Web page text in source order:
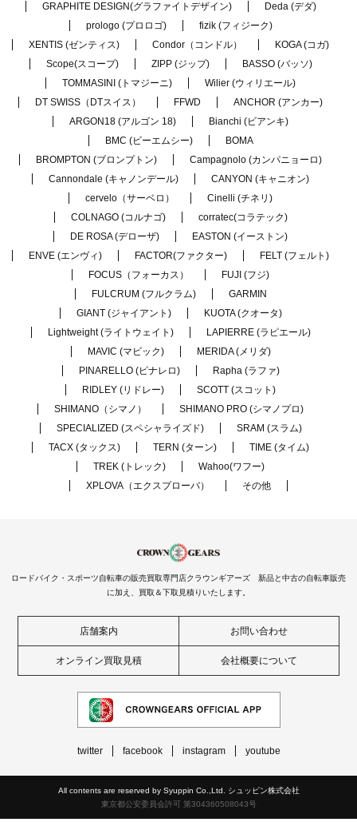
GRAPHITE DESIGN(グラファイトデザイン)
Deda (デダ)
prologo (プロロゴ)
fizik (フィジーク)
XENTIS (ゼンティス)
Condor（コンドル）
KOGA (コガ)
Scope(スコープ)
ZIPP (ジップ)
BASSO (バッソ)
TOMMASINI (トマジーニ)
Wilier (ウィリエール)
DT SWISS（DTスイス）
FFWD
ANCHOR (アンカー)
ARGON18 (アルゴン 18)
Bianchi (ビアンキ)
BMC (ビーエムシー)
BOMA
BROMPTON (ブロンプトン)
Campagnolo (カンパニョーロ)
Cannondale (キャノンデール)
CANYON (キャニオン)
cervelo（サーベロ）
Cinelli (チネリ)
COLNAGO (コルナゴ)
corratec(コラテック)
DE ROSA (デローザ)
EASTON (イーストン)
ENVE (エンヴィ)
FACTOR(ファクター)
FELT (フェルト)
FOCUS（フォーカス）
FUJI (フジ)
FULCRUM (フルクラム)
GARMIN
GIANT (ジャイアント)
KUOTA (クオータ)
Lightweight (ライトウェイト)
LAPIERRE (ラピエール)
MAVIC (マビック)
MERIDA (メリダ)
PINARELLO (ピナレロ)
Rapha (ラファ)
RIDLEY (リドレー)
SCOTT (スコット)
SHIMANO（シマノ）
SHIMANO PRO (シマノプロ)
SPECIALIZED (スペシャライズド)
SRAM (スラム)
TACX (タックス)
TERN (ターン)
TIME (タイム)
TREK (トレック)
Wahoo(ワフー)
XPLOVA（エクスプローバ）
その他
ロードバイク・スポーツ自転車の販売買取専門店クラウンギアーズ 新品と中古の自転車販売
に加え、買取＆下取見積りいたします。
店舗案内 お問い合わせ
オンライン買取見積 会社概要について
twitter facebook instagram youtube
All contents are reserved by Syuppin Co.,Ltd. シュッピン株式会社
東京都公安委員会許可 第304360508043号